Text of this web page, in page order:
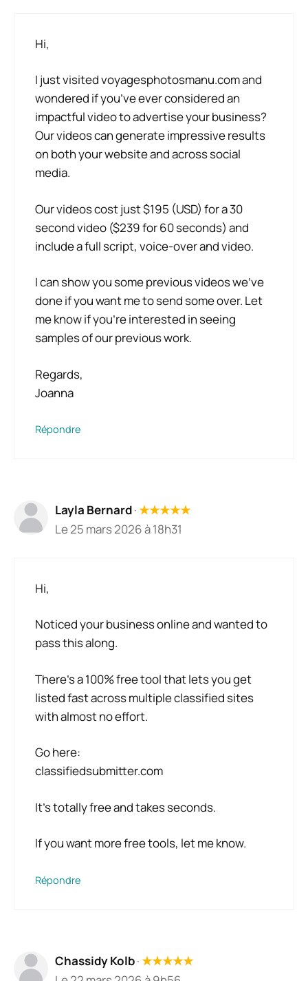
Hi,
I just visited voyagesphotosmanu.com and
wondered if you’ve ever considered an
impactful video to advertise your business?
Our videos can generate impressive results
on both your website and across social
media.
Our videos cost just $195 (USD) for a 30
second video ($239 for 60 seconds) and
include a full script, voice-over and video.
I can show you some previous videos we’ve
done if you want me to send some over. Let
me know if you’re interested in seeing
samples of our previous work.
Regards,
Joanna
Répondre
Layla Bernard·★★★★★
Le 25 mars 2026 à 18h31
Hi,
Noticed your business online and wanted to
pass this along.
There’s a 100% free tool that lets you get
listed fast across multiple classified sites
with almost no effort.
Go here:
classifiedsubmitter.com
It’s totally free and takes seconds.
If you want more free tools, let me know.
Répondre
Chassidy Kolb·★★★★★